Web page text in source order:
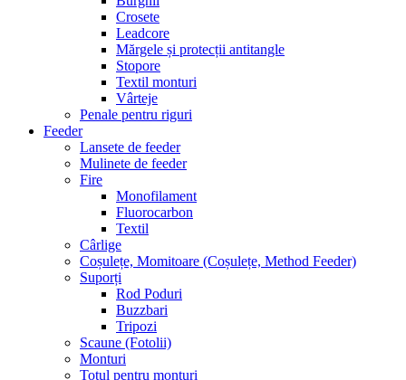
Crosete
Leadcore
Mărgele și protecții antitangle
Stopore
Textil monturi
Vârteje
Penale pentru riguri
Feeder
Lansete de feeder
Mulinete de feeder
Fire
Monofilament
Fluorocarbon
Textil
Cârlige
Coșulețe, Momitoare (Coșulețe, Method Feeder)
Suporți
Rod Poduri
Buzzbari
Tripozi
Scaune (Fotolii)
Monturi
Totul pentru monturi